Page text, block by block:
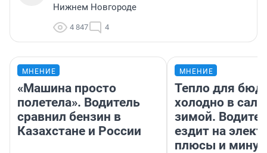
Нижнем Новгороде
4 847 4
МНЕНИЕ
«Машина просто
полетела». Водитель
сравнил бензин в
Казахстане и России
МНЕНИЕ
Тепло для
холодно в
зимой.
ездит на
плюсы и